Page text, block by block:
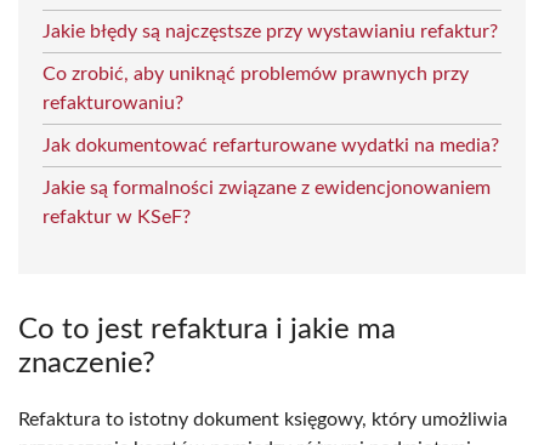
Jakie błędy są najczęstsze przy wystawianiu refaktur?
Co zrobić, aby uniknąć problemów prawnych przy
refakturowaniu?
Jak dokumentować refarturowane wydatki na media?
Jakie są formalności związane z ewidencjonowaniem
refaktur w KSeF?
Co to jest refaktura i jakie ma
znaczenie?
Refaktura to istotny dokument księgowy, który umożliwia